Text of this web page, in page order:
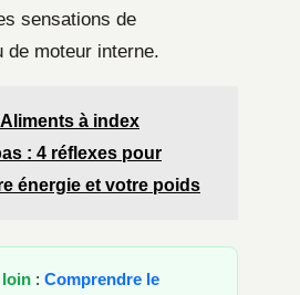
sensations de
de moteur interne.
Aliments à index
: 4 réflexes pour
énergie et votre poids
loin : Comprendre le